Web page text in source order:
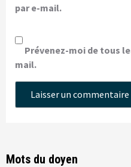
par e-mail.
Prévenez-moi de tous
mail.
Mots du doyen